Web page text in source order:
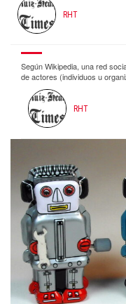
RHT
Según Wikipedia, una red
de actores (individuos u
RHT